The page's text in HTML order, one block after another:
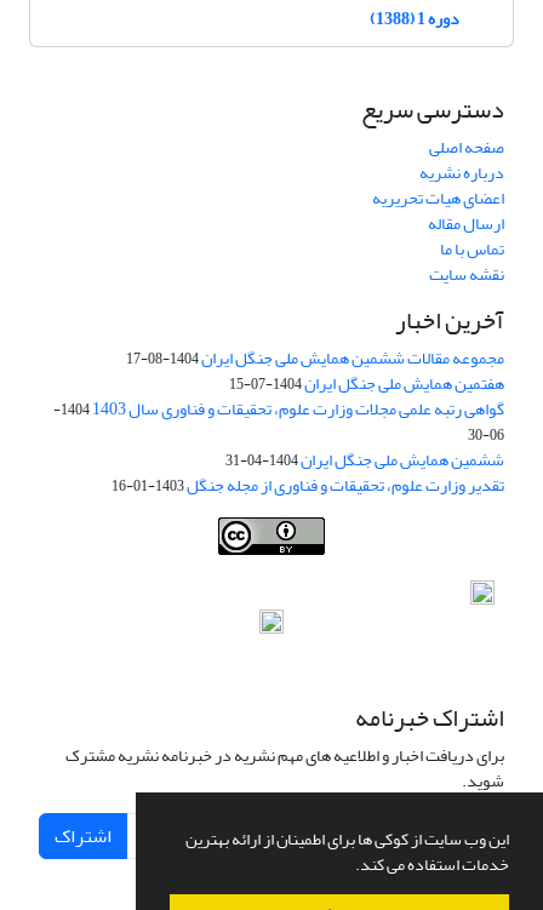
این وب سایت از کوکی ها برای اطمینان از ارائه بهترین
خدمات استفاده می کند.
دوره 1 (1388)
دسترسی سریع
صفحه اصلی
درباره نشریه
اعضای هیات تحریریه
ارسال مقاله
تماس با ما
نقشه سایت
آخرین اخبار
مجموعه مقالات ششمین همایش ملی جنگل ایران1404-08-17
هفتمین همایش ملی جنگل ایران1404-07-15
گواهی رتبه علمی مجلات وزارت علوم، تحقیقات و فناوری سال 1403
1404-
06-30
ششمین همایش ملی جنگل ایران1404-04-31
تقدیر وزارت علوم، تحقیقات و فناوری از مجله جنگل1403-01-16
اشتراک خبرنامه
برای دریافت اخبار و اطلاعیه های مهم نشریه در خبرنامه نشریه مشترک
شوید.
اشتراک